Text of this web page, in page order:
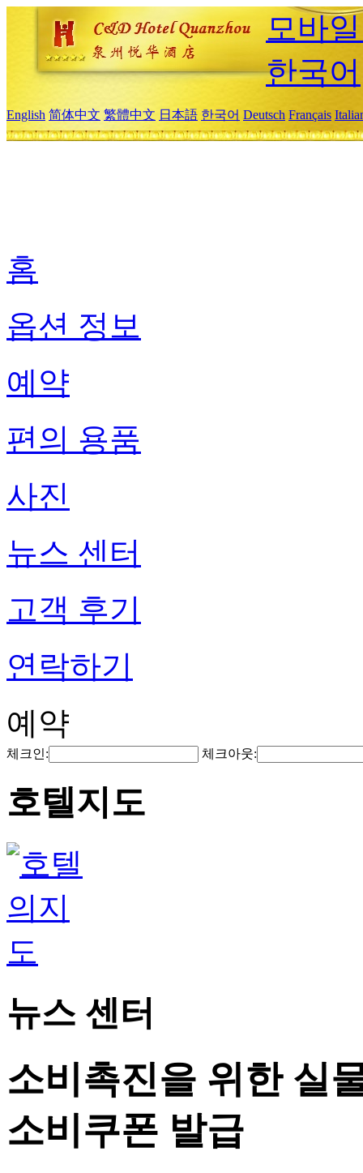
모바
한국어
English 简体中文 繁體中文 日本語 한국어 Deutsch Français
홈
옵션 정보
예약
편의 용품
사진
뉴스 센터
고객 후기
연락하기
예약
체크인: 체크아웃:
호텔지도
뉴스 센터
소비촉진을 위한 실
소비쿠폰 발급